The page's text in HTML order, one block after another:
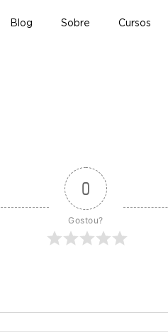
Blog Sobre Cursos
0
Gostou?